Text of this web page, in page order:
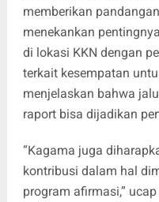
memberikan
menekankan
di lokasi KKN dengan
terkait kesempatan
menjelaskan bahwa
raport bisa dijadikan
“Kagama juga
kontribusi dalam hal
program afirmasi,” ucap